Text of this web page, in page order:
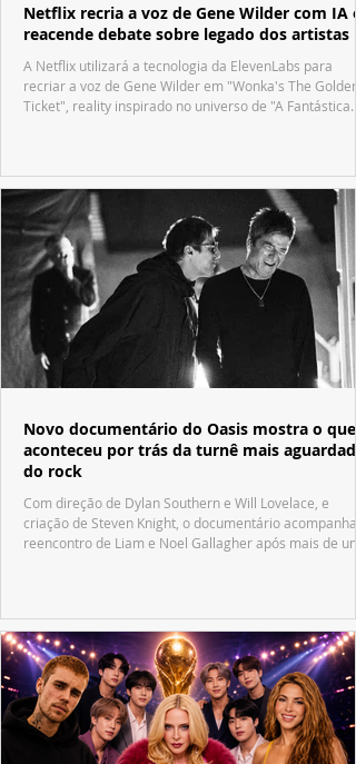
Netflix recria a voz de Gene Wilder com IA e
reacende debate sobre legado dos artistas
A Netflix utilizará a tecnologia da ElevenLabs para
recriar a voz de Gene Wilder em "Wonka's The Golden
Ticket", reality inspirado no universo de "A Fantástica
Novo documentário do Oasis mostra o que
aconteceu por trás da turnê mais aguardada
do rock
Com direção de Dylan Southern e Will Lovelace, e
criação de Steven Knight, o documentário acompanha
reencontro de Liam e Noel Gallagher após mais de